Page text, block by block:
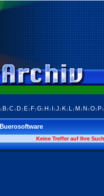
B C D E F G H J K L M N O P
Buerosoftware
Keine Treffer auf Ihre